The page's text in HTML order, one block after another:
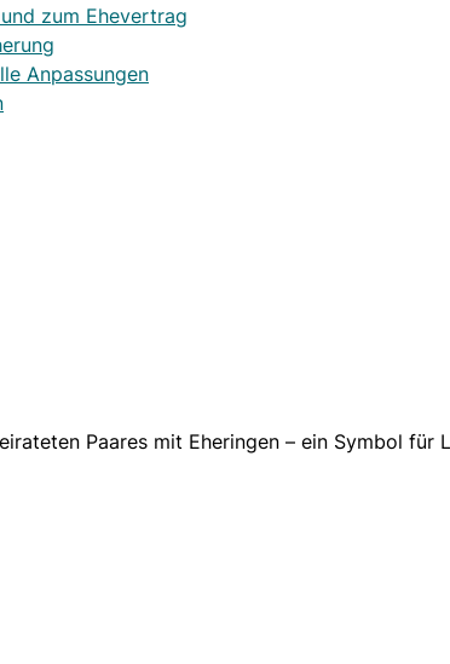
zum Ehevertrag
Anpassungen